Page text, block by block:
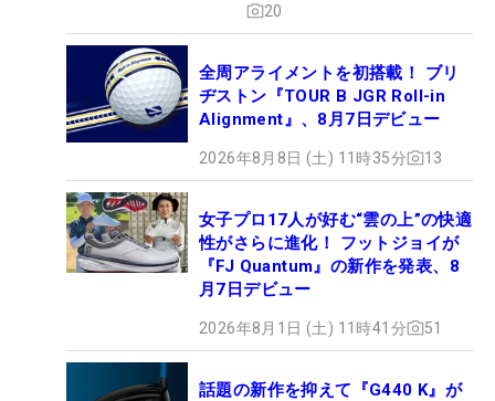
20
全周アライメントを初搭載！ ブリ
ヂストン『TOUR B JGR Roll-in
Alignment』、8月7日デビュー
2026年8月8日 (土) 11時35分 13
女子プロ17人が好む“雲の上”の快適
性がさらに進化！ フットジョイが
『FJ Quantum』の新作を発表、8
月7日デビュー
2026年8月1日 (土) 11時41分 51
話題の新作を抑えて『G440 K』が